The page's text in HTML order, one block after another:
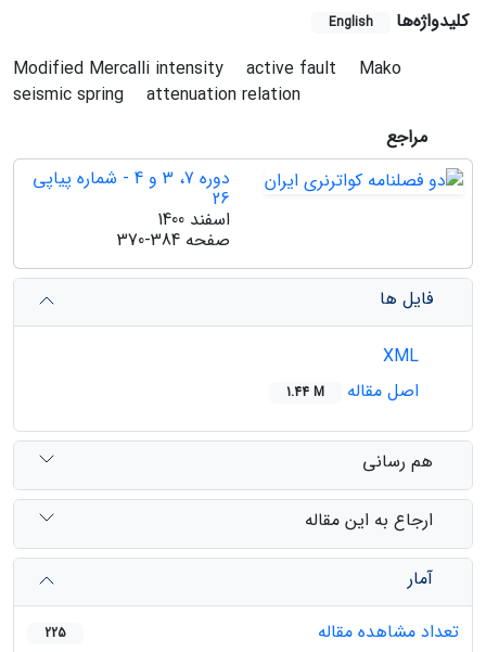
کلیدواژه‌ها English
Modified Mercalli intensity active fault
Mako
seismic spring
attenuation relation
مراجع
دوره 7، 3 و 4 - شماره پیاپی
26
اسفند 1400
صفحه 370-384
فایل ها
اصل مقاله
1.44 M
هم رسانی
ارجاع به این مقاله
آمار
تعداد مشاهده مقاله
225